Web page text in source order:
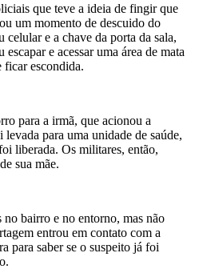
que teve a ideia de fingir que
um momento de descuido do
celular e a chave da porta da sala,
e acessar uma área de mata
ficar escondida.
para a irmã, que acionou a
para uma unidade de saúde,
liberada. Os militares, então,
sua mãe.
bairro e no entorno, mas não
entrou em contato com a
para saber se o suspeito já foi